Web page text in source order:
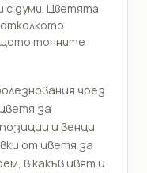
с думи. Цветята
точните
чрез
за
и венци
от цветя за
в какъв цвят и